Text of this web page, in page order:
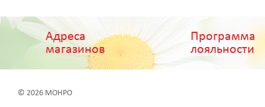
Адреса
магазинов
Программа
лояльности
© 2026 МОНРО